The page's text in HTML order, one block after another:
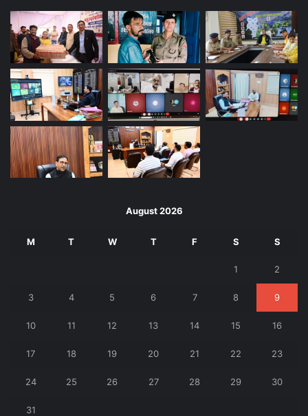
August 2026
M T W T F S S
1 2
3 4 5 6 7 8 9
10 11 12 13 14 15 16
17 18 19 20 21 22 23
24 25 26 27 28 29 30
31